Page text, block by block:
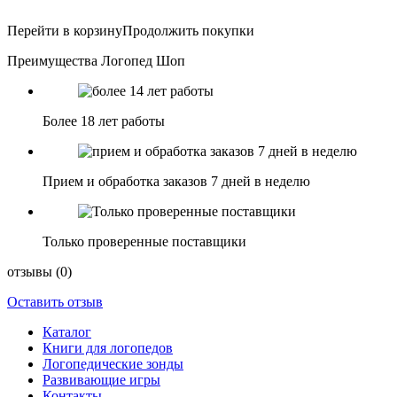
Перейти в корзинуПродолжить покупки
Преимущества Логопед Шоп
Более 18 лет работы
Прием и обработка заказов 7 дней в неделю
Только проверенные поставщики
отзывы (0)
Оставить отзыв
Каталог
Книги для логопедов
Логопедические зонды
Развивающие игры